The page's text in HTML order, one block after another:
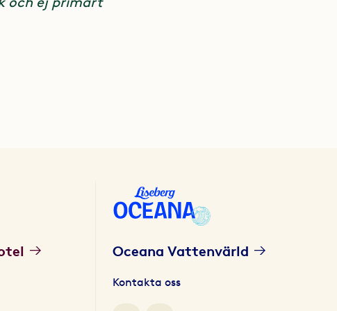
Oceana Vattenvärld
Kontakta oss